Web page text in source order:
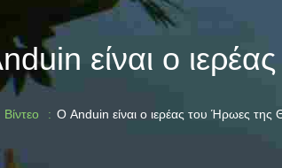
είναι ο
Βίντεο Ο Anduin είναι ο ιερέας του Ήρωες της